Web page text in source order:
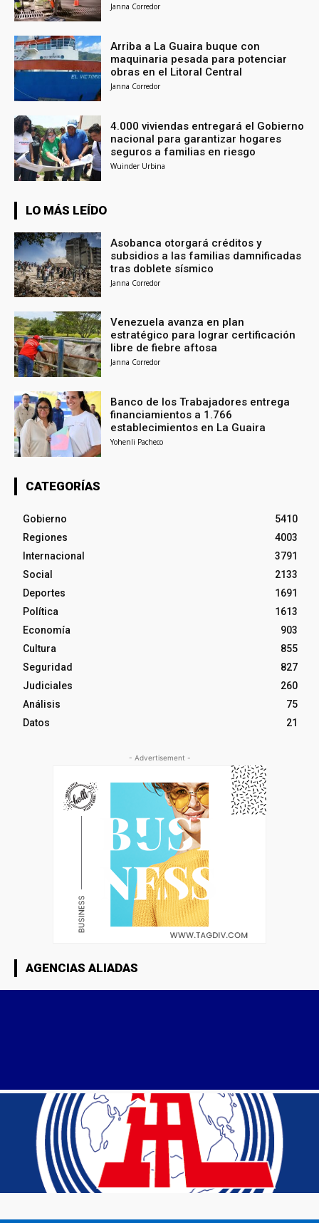
Janna Corredor
Arriba a La Guaira buque con
maquinaria pesada para potenciar
obras en el Litoral Central
Janna Corredor
4.000 viviendas entregará el Gobierno
nacional para garantizar hogares
seguros a familias en riesgo
Wuinder Urbina
LO MÁS LEÍDO
Asobanca otorgará créditos y
subsidios a las familias damnificadas
tras doblete sísmico
Janna Corredor
Venezuela avanza en plan
estratégico para lograr certificación
libre de fiebre aftosa
Janna Corredor
Banco de los Trabajadores entrega
financiamientos a 1.766
establecimientos en La Guaira
Yohenli Pacheco
CATEGORÍAS
Gobierno
5410
Regiones
4003
Internacional
3791
Social
2133
Deportes
1691
Política
1613
Economía
903
Cultura
855
Seguridad
827
Judiciales
260
Análisis
75
Datos
21
- Advertisement -
AGENCIAS ALIADAS